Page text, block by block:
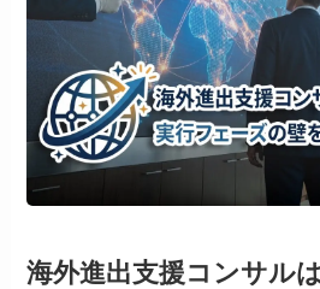
海外進出支援コンサル